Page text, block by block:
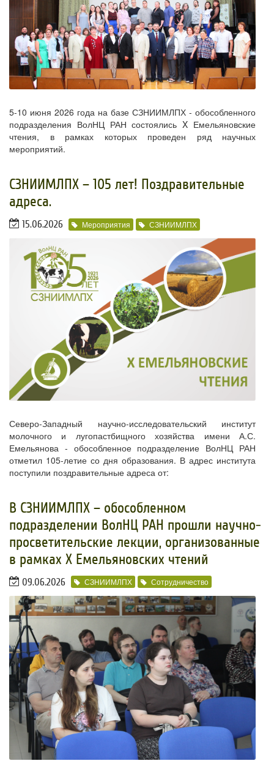
5-10 июня 2026 года на базе СЗНИИМЛПХ - обособленного
подразделения ВолНЦ РАН состоялись X Емельяновские
чтения, в рамках которых проведен ряд научных
мероприятий.
​СЗНИИМЛПХ – 105 лет! Поздравительные
адреса.
15.06.2026 Мероприятия СЗНИИМЛПХ
Северо-Западный научно-исследовательский институт
молочного и лугопастбищного хозяйства имени А.С.
Емельянова - обособленное подразделение ВолНЦ РАН
отметил 105-летие со дня образования. В адрес института
поступили поздравительные адреса от:
​В СЗНИИМЛПХ – обособленном
подразделении ВолНЦ РАН прошли научно-
просветительские лекции, организованные
в рамках Х Емельяновских чтений
09.06.2026 СЗНИИМЛПХ Сотрудничество